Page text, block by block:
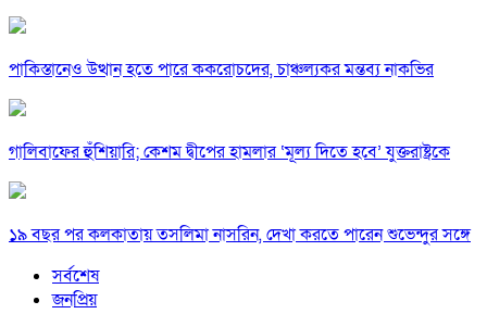
পাকিস্তানেও উত্থান হতে পারে ককরোচদের, চাঞ্চল্যকর মন্তব্য নাকভির
গালিবাফের হুঁশিয়ারি; কেশম দ্বীপের হামলার ‘মূল্য দিতে হবে’ যুক্তরাষ্ট্রকে
১৯ বছর পর কলকাতায় তসলিমা নাসরিন, দেখা করতে পারেন শুভেন্দুর সঙ্গে
সর্বশেষ
জনপ্রিয়